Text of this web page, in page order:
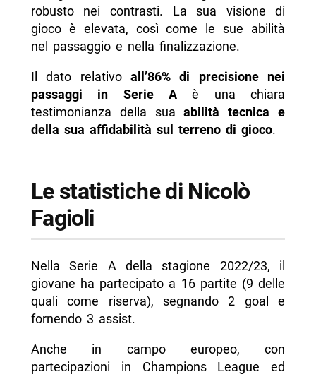
robusto nei contrasti. La sua visione di
gioco è elevata, così come le sue abilità
nel passaggio e nella finalizzazione.
Il dato relativo all’86% di precisione nei
passaggi in Serie A è una chiara
testimonianza della suaabilità tecnica e
della sua affidabilità sul terreno di gioco.
Le statistiche di Nicolò
Fagioli
Nella Serie A della stagione 2022/23, il
giovane ha partecipato a 16 partite (9 delle
quali come riserva), segnando 2 goal e
fornendo 3 assist.
Anche in campo europeo, con
partecipazioni in Champions League ed